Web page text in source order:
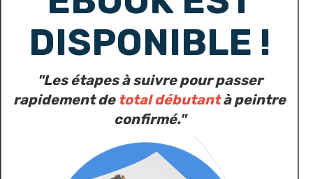
DISPONIBLE !
"Les étapes à suivre pour passer
rapidement de total débutantà peintre
confirmé."